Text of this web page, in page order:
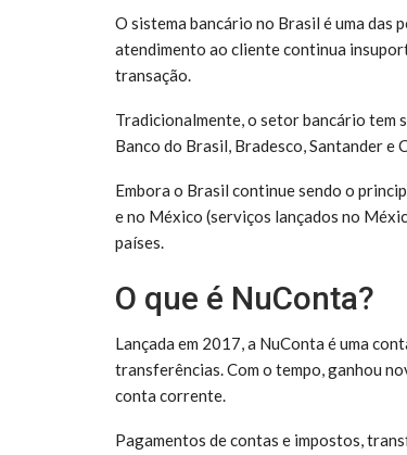
O sistema bancário no Brasil é uma das
atendimento ao cliente continua
transação.
Tradicionalmente, o setor bancário tem
Banco do Brasil, Bradesco, Santander e
Embora o Brasil continue sendo o
e no México (serviços lançados no
países.
O que é NuConta?
Lançada em 2017, a NuConta é uma
transferências. Com o tempo, ganhou
conta corrente.
Pagamentos de contas e impostos,